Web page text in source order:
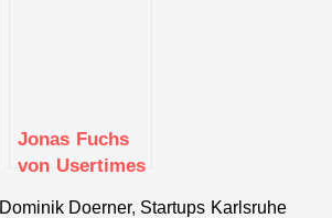
Jonas Fuchs
von Usertimes
Dominik Doerner, Startups Karlsruhe